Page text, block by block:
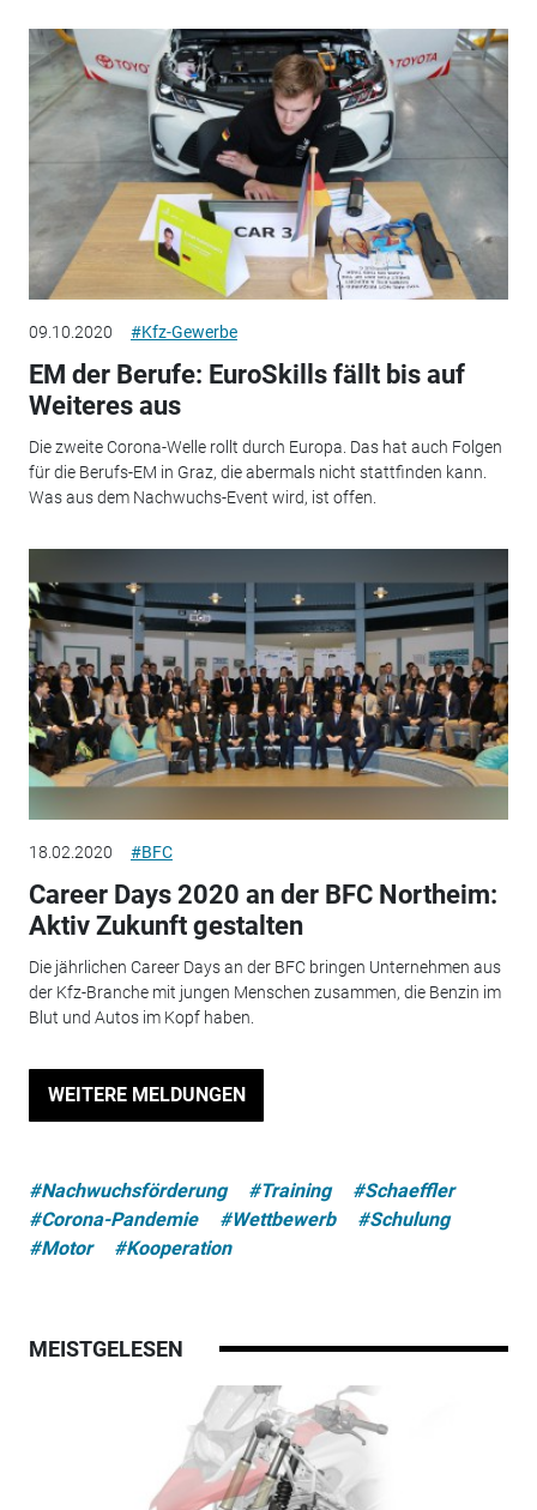
09.10.2020 #Kfz-Gewerbe
EM der Berufe: EuroSkills fällt bis auf
Weiteres aus
Die zweite Corona-Welle rollt durch Europa. Das hat auch Folgen
für die Berufs-EM in Graz, die abermals nicht stattfinden kann.
Was aus dem Nachwuchs-Event wird, ist offen.
18.02.2020 #BFC
Career Days 2020 an der BFC Northeim:
Aktiv Zukunft gestalten
Die jährlichen Career Days an der BFC bringen Unternehmen aus
der Kfz-Branche mit jungen Menschen zusammen, die Benzin im
Blut und Autos im Kopf haben.
WEITERE MELDUNGEN
#Nachwuchsförderung #Training
#Schaeffler
#Corona-Pandemie
#Wettbewerb
#Schulung
#Motor
#Kooperation
MEISTGELESEN